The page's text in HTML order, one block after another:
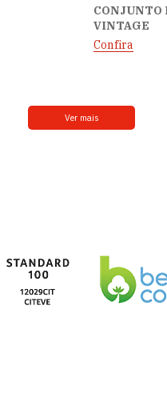
CONJUNTO
VINTAGE
Confira
Ver mais